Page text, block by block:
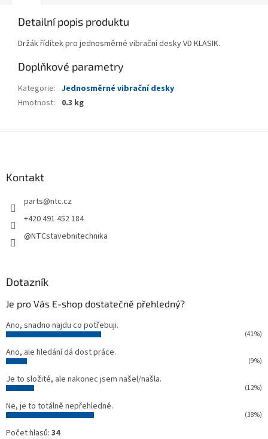
Detailní popis produktu
Držák řídítek pro jednosměrné vibrační desky VD KLASIK.
Doplňkové parametry
Kategorie: Jednosměrné vibrační desky
Hmotnost: 0.3 kg
Kontakt
parts@ntc.cz
+420 491 452 184
@NTCstavebnitechnika
Dotazník
Je pro Vás E-shop dostatečně přehledný?
Ano, snadno najdu co potřebuji.
(41%)
Ano, ale hledání dá dost práce.
(9%)
Je to složité, ale nakonec jsem našel/našla.
(12%)
Ne, je to totálně nepřehledné.
(38%)
Počet hlasů: 34